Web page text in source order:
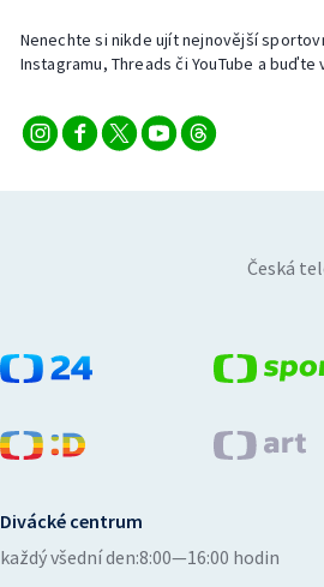
Nenechte si nikde ujít nejnovější
Instagramu, Threads či YouTube a buďte
Česká
Divácké centrum
každý všední den:8:00—16:00 hodin